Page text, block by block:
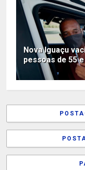
Nova Iguaçu
pessoas de 55